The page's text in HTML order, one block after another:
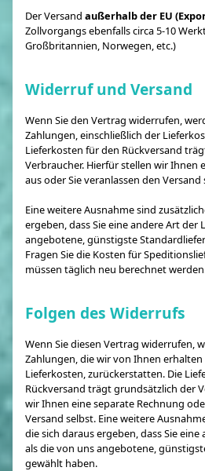
Der Versand außerhalb der EU
Zollvorgangs ebenfalls circa 5-10
Großbritannien, Norwegen, etc.)
Widerruf und Versand
Wenn Sie den Vertrag widerrufen,
Zahlungen, einschließlich der
Lieferkosten für den Rückversand
Verbraucher. Hierfür stellen wir Ihnen
aus oder Sie veranlassen den Versand
Eine weitere Ausnahme sind
ergeben, dass Sie eine andere Art der
angebotene, günstigste
Fragen Sie die Kosten für
müssen täglich neu berechnet
Folgen des Widerrufs
Wenn Sie diesen Vertrag widerrufen,
Zahlungen, die wir von Ihnen
Lieferkosten, zurückerstatten. Die
Rückversand trägt grundsätzlich der
wir Ihnen eine separate Rechnung
Versand selbst. Eine weitere
die sich daraus ergeben, dass Sie
als die von uns angebotene,
gewählt haben.